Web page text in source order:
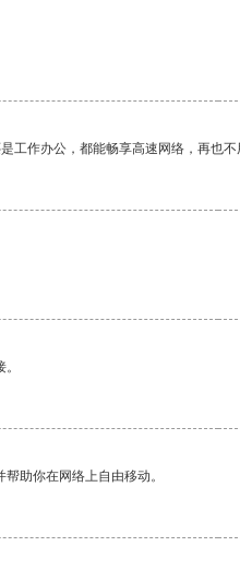
作办公，都能畅享高速网络，再也不
助你在网络上自由移动。